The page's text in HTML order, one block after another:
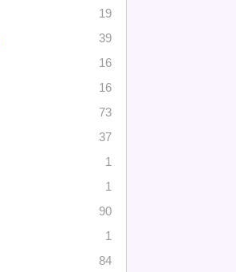
19
39
16
16
73
37
1
1
90
1
84